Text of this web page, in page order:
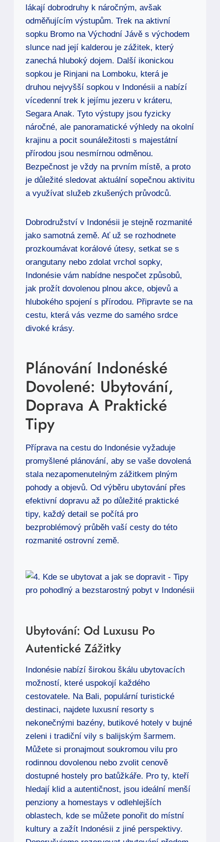
lákají dobrodruhy k náročným, avšak
odměňujícím výstupům. Trek na aktivní
sopku Bromo na Východní Jávě s východem
slunce nad její kalderou je zážitek, který
zanechá hluboký dojem. Další ikonickou
sopkou je Rinjani na Lomboku, která je
druhou nejvyšší sopkou v Indonésii a nabízí
vícedenní trek k jejímu jezeru v kráteru,
Segara Anak. Tyto výstupy jsou fyzicky
náročné, ale panoramatické výhledy na okolní
krajinu a pocit sounáležitosti s majestátní
přírodou jsou nesmírnou odměnou.
Bezpečnost je vždy na prvním místě, a proto
je důležité sledovat aktuální sopečnou aktivitu
a využívat služeb zkušených průvodců.
Dobrodružství v Indonésii je stejně rozmanité
jako samotná země. Ať už se rozhodnete
prozkoumávat korálové útesy, setkat se s
orangutany nebo zdolat vrchol sopky,
Indonésie vám nabídne nespočet způsobů,
jak prožít dovolenou plnou akce, objevů a
hlubokého spojení s přírodou. Připravte se na
cestu, která vás vezme do samého srdce
divoké krásy.
Plánování Indonéské
Dovolené: Ubytování,
Doprava A Praktické
Tipy
Příprava na cestu do Indonésie vyžaduje
promyšlené plánování, aby se vaše dovolená
stala nezapomenutelným zážitkem plným
pohody a objevů. Od výběru ubytování přes
efektivní dopravu až po důležité praktické
tipy, každý detail se počítá pro
bezproblémový průběh vaší cesty do této
rozmanité ostrovní země.
Ubytování: Od Luxusu Po
Autentické Zážitky
Indonésie nabízí širokou škálu ubytovacích
možností, které uspokojí každého
cestovatele. Na Bali, populární turistické
destinaci, najdete luxusní resorty s
nekonečnými bazény, butikové hotely v bujné
zeleni i tradiční vily s balijským šarmem.
Můžete si pronajmout soukromou vilu pro
rodinnou dovolenou nebo zvolit cenově
dostupné hostely pro batůžkáře. Pro ty, kteří
hledají klid a autentičnost, jsou ideální menší
penziony a homestays v odlehlejších
oblastech, kde se můžete ponořit do místní
kultury a zažít Indonésii z jiné perspektivy.